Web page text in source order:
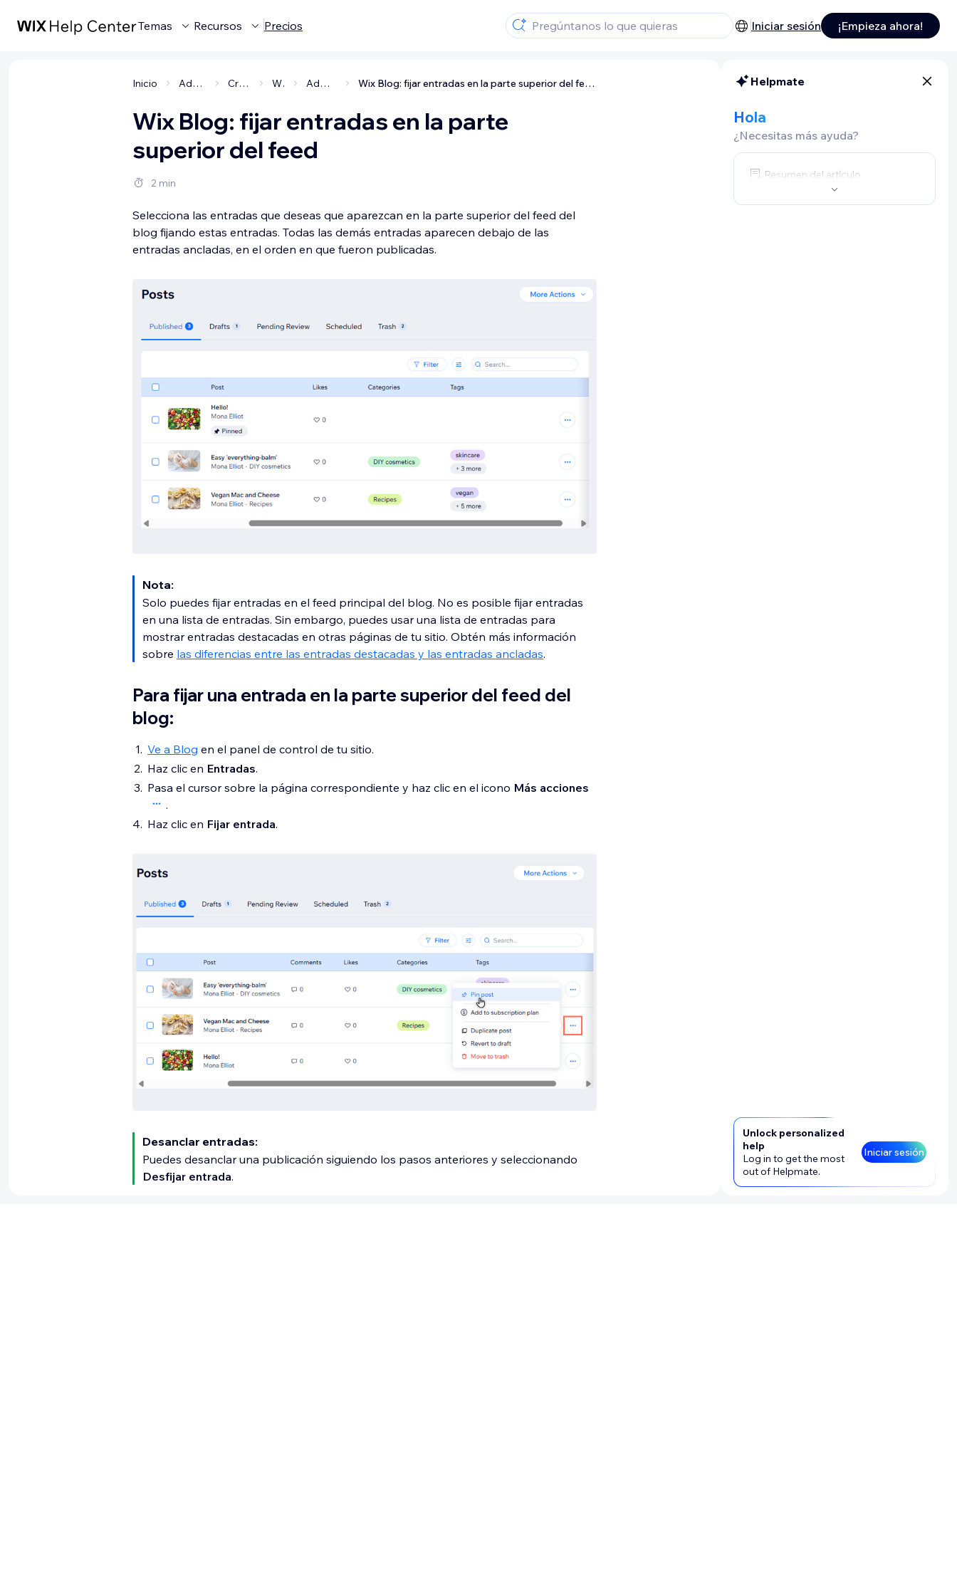
Temas Recursos Precios Iniciar sesión ¡Empieza ahora!
Inicio Administrar tu negocio Crear tu comunidad Wix Blog Administrar las entradas Wix Blog: fijar entradas en la parte superior del feed
Wix Blog: fijar entradas en la parte
superior del feed
2 min
Selecciona las entradas que deseas que aparezcan en la parte superior del feed del
blog fijando estas entradas. Todas las demás entradas aparecen debajo de las
entradas ancladas, en el orden en que fueron publicadas.
Nota:
Solo puedes fijar entradas en el feed principal del blog. No es posible fijar entradas
en una lista de entradas. Sin embargo, puedes usar una lista de entradas para
mostrar entradas destacadas en otras páginas de tu sitio. Obtén más información
sobre las diferencias entre las entradas destacadas y las entradas ancladas.
Para fijar una entrada en la parte superior del feed del
blog:
Ve a Blog en el panel de control de tu sitio.
Haz clic en Entradas.
Pasa el cursor sobre la página correspondiente y haz clic en el icono Más acciones
.
Haz clic en Fijar entrada.
Desanclar entradas:
Puedes desanclar una publicación siguiendo los pasos anteriores y seleccionando
Desfijar entrada.
Helpmate
Hola
¿Necesitas más ayuda?
Resumen del artículo
Unlock personalized
help
Log in to get the most
out of Helpmate.
Iniciar sesión